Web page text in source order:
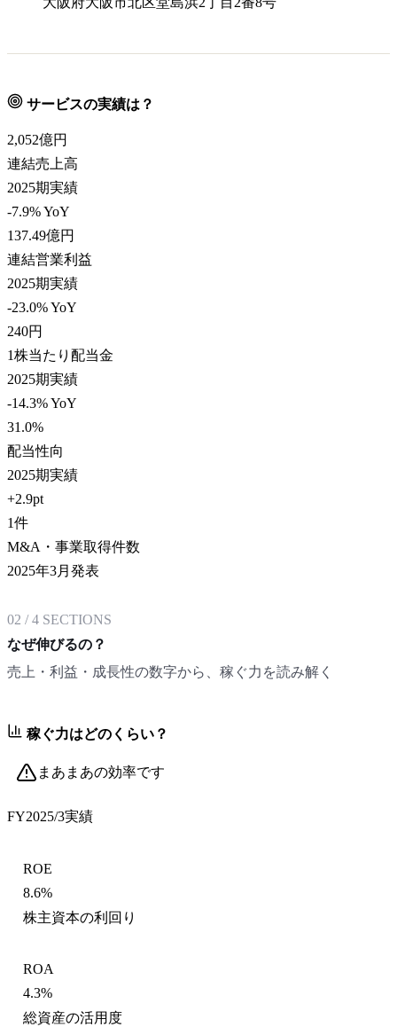
サービスの実績は？
2,052億円
連結売上高
2025期実績
-7.9% YoY
137.49億円
連結営業利益
2025期実績
-23.0% YoY
240円
1株当たり配当金
2025期実績
-14.3% YoY
31.0%
配当性向
2025期実績
+2.9pt
1件
M&A・事業取得件数
2025年3月発表
02 /4 SECTIONS
なぜ伸びるの？
売上・利益・成長性の数字から、稼ぐ力を読み解く
稼ぐ力はどのくらい？
まあまあの効率です
FY2025/3実績
ROE
8.6%
株主資本の利回り
ROA
4.3%
総資産の活用度